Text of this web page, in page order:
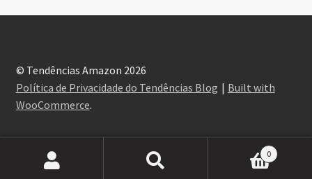
© Tendências Amazon 2026
Política de Privacidade do Tendências Blog
Built with
WooCommerce.
Pesquisar
Pesquisar
0